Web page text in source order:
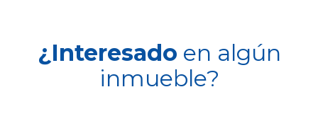
¿Interesado en algún
inmueble?